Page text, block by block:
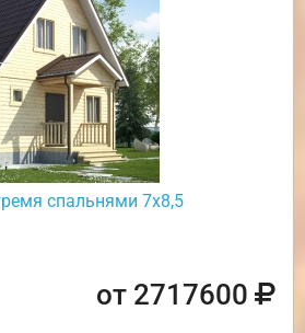
спальнями 7х8,5
от 2717600